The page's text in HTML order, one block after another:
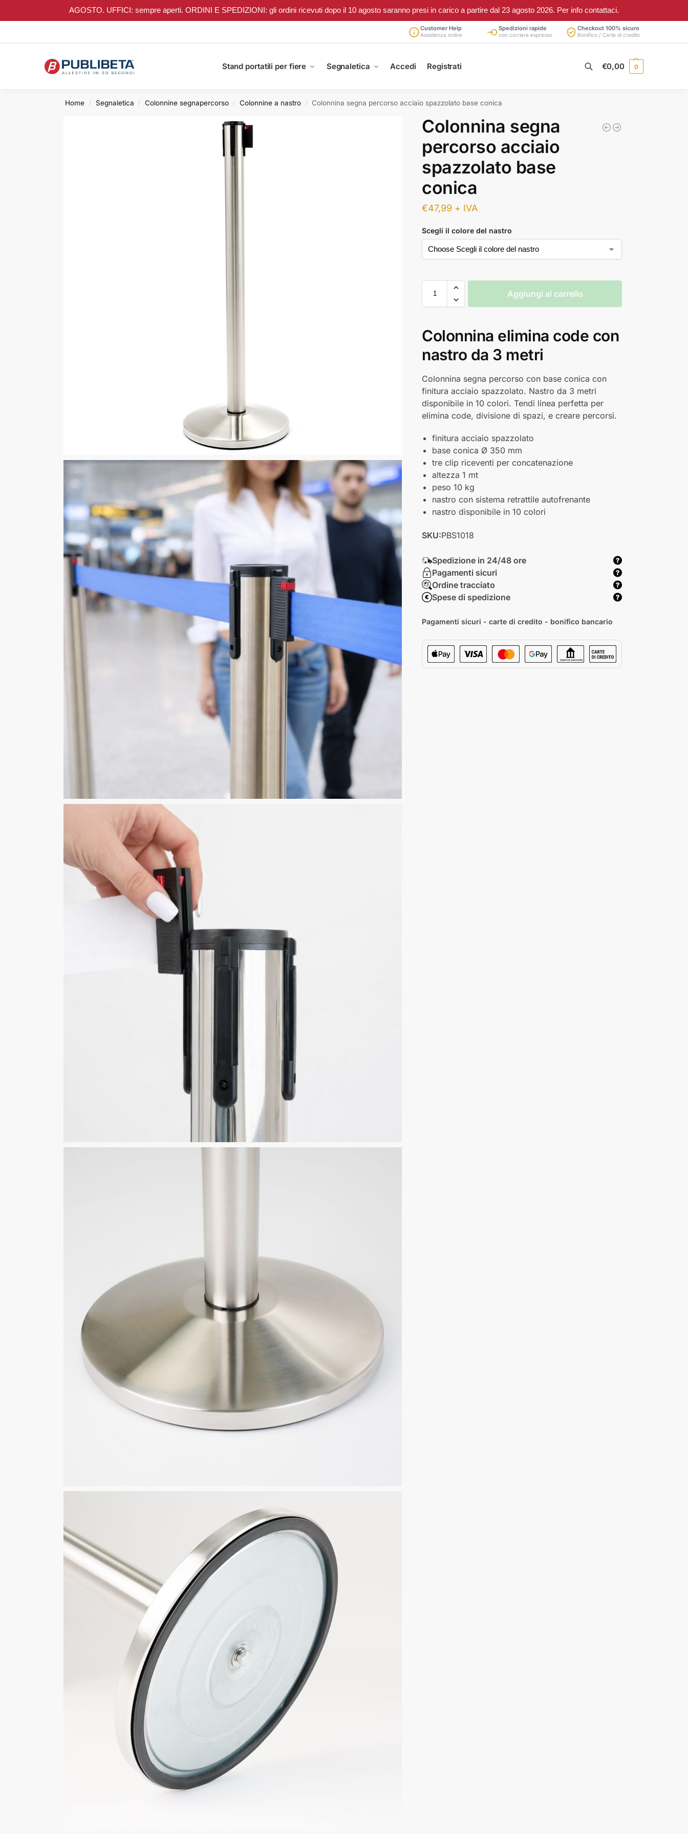
AGOSTO. UFFICI: sempre aperti. ORDINI E SPEDIZIONI: gli ordini ricevuti dopo il 10 agosto saranno presi in carico a partire dal 23 agosto 2026. Per info contattaci.
Customer Help
Assistenza online
Spedizioni rapide
con corriere espresso
Checkout 100% sicuro
Bonifico / Carte di credito
Stand portatili per fiere Segnaletica Accedi Registrati €0,00 0
Home / Segnaletica / Colonnine segnapercorso / Colonnine a nastro / Colonnina segna percorso acciaio spazzolato base conica
Colonnina segna
percorso acciaio
spazzolato base
conica
€47,99 + IVA
Scegli il colore del nastro
Aggiungi al carrello
Colonnina elimina code con
nastro da 3 metri
Colonnina segna percorso con base conica con
finitura acciaio spazzolato. Nastro da 3 metri
disponibile in 10 colori. Tendi linea perfetta per
elimina code, divisione di spazi, e creare percorsi.
finitura acciaio spazzolato
base conica Ø 350 mm
tre clip riceventi per concatenazione
altezza 1 mt
peso 10 kg
nastro con sistema retrattile autofrenante
nastro disponibile in 10 colori
SKU:PBS1018
Spedizione in 24/48 ore
Pagamenti sicuri
Ordine tracciato
Spese di spedizione
Pagamenti sicuri - carte di credito - bonifico bancario